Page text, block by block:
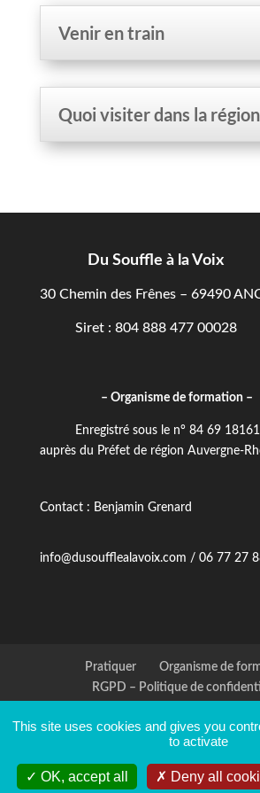
Venir en train
Quoi visiter dans la région
Du Souffle à la Voix
30 Chemin des Frênes – 69490
Siret : 804 888 477 00028
– Organisme de formation –
Enregistré sous le n° 84 69
auprès du Préfet de région Auvergne-
Contact : Benjamin Grenard
info@dusoufflealavoix.com / 06 77 27
Pratiquer
Organisme de
RGPD – Politique de
Benjamin GRENARD | Du-souffle-a-
This site uses cookies and gives you
to activate
OK, accept all Deny all